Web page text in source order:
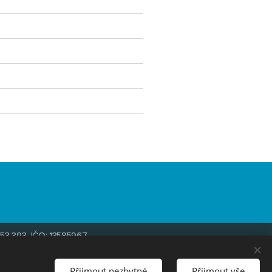
393 IČO: 13585967